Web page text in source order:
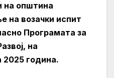
на општина
на возачки испит
Програмата за
на
2025 година.